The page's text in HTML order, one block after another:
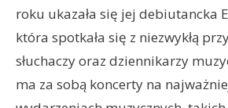
roku ukazała się jej debiutancka
która spotkała się z niezwykłą
słuchaczy oraz dziennikarzy
ma za sobą koncerty na